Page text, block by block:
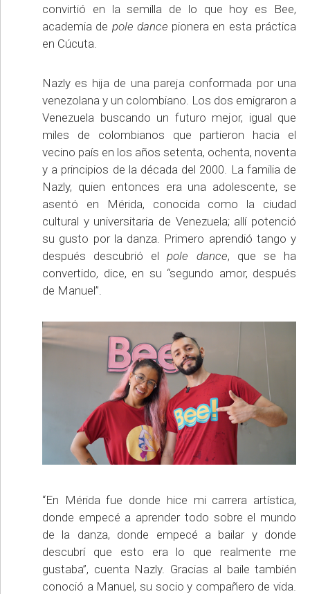
convirtió en la semilla de lo que hoy es Bee,
academia de pole dance pionera en esta práctica
en Cúcuta.
Nazly es hija de una pareja conformada por una
venezolana y un colombiano. Los dos emigraron a
Venezuela buscando un futuro mejor, igual que
miles de colombianos que partieron hacia el
vecino país en los años setenta, ochenta, noventa
y a principios de la década del 2000. La familia de
Nazly, quien entonces era una adolescente, se
asentó en Mérida, conocida como la ciudad
cultural y universitaria de Venezuela; allí potenció
su gusto por la danza. Primero aprendió tango y
después descubrió elpole dance, que se ha
convertido, dice, en su “segundo amor, después
de Manuel”.
“En Mérida fue donde hice mi carrera artística,
donde empecé a aprender todo sobre el mundo
de la danza, donde empecé a bailar y donde
descubrí que esto era lo que realmente me
gustaba”, cuenta Nazly. Gracias al baile también
conoció a Manuel, su socio y compañero de vida.